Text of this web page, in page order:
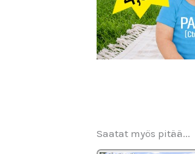
Saatat myös pitää...